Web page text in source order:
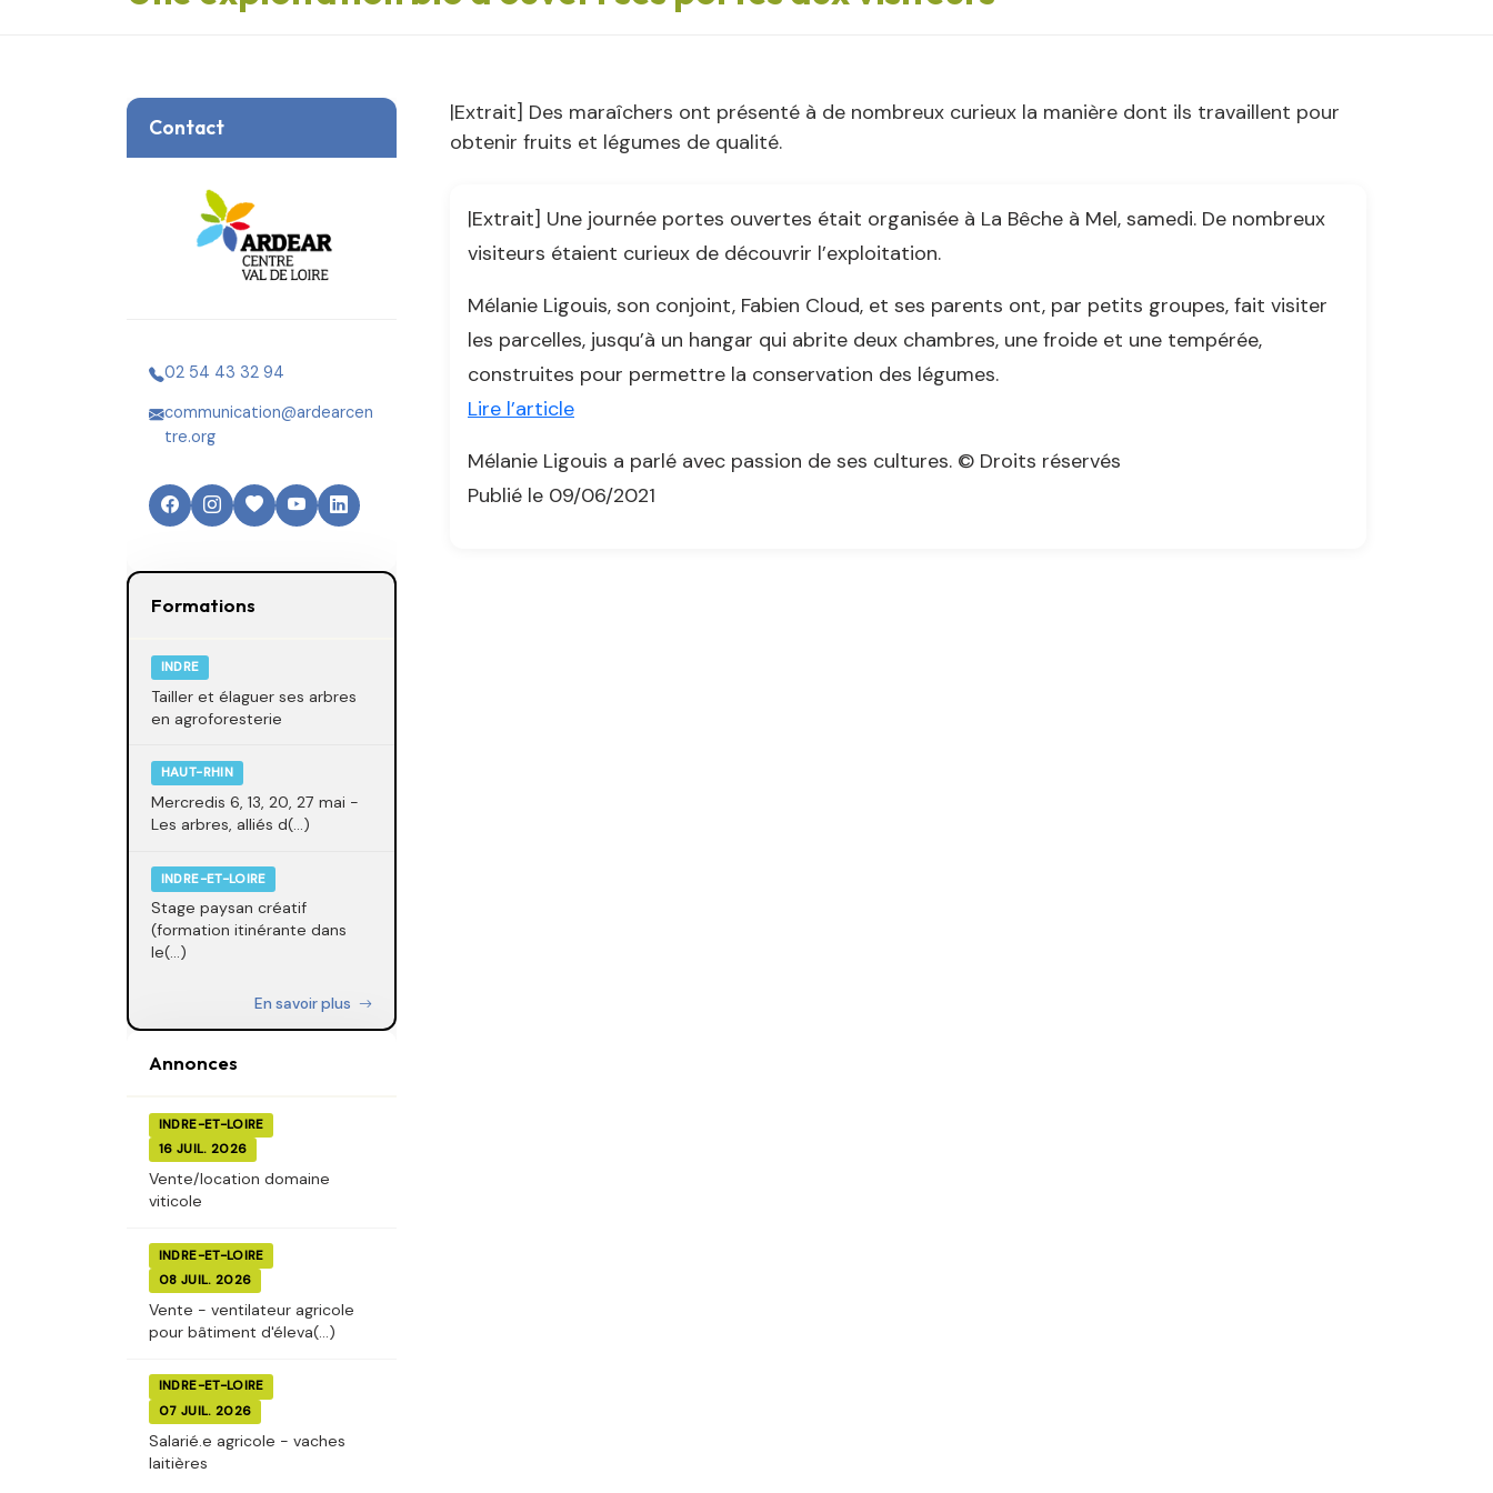
Contact
02 54 43 32 94
communication@ardearcen
tre.org
Formations
INDRE
Tailler et élaguer ses arbres
en agroforesterie
HAUT-RHIN
Mercredis 6, 13, 20, 27 mai -
Les arbres, alliés d(...)
INDRE-ET-LOIRE
Stage paysan créatif
(formation itinérante dans
le(...)
En savoir plus
Annonces
INDRE-ET-LOIRE
16 JUIL. 2026
Vente/location domaine
viticole
INDRE-ET-LOIRE
08 JUIL. 2026
Vente - ventilateur agricole
pour bâtiment d'éleva(...)
INDRE-ET-LOIRE
07 JUIL. 2026
Salarié.e agricole - vaches
laitières
|Extrait] Des maraîchers ont présenté à de nombreux curieux la manière dont ils travaillent pour
obtenir fruits et légumes de qualité.
|Extrait] Une journée portes ouvertes était organisée à La Bêche à Mel, samedi. De nombreux
visiteurs étaient curieux de découvrir l’exploitation.
Mélanie Ligouis, son conjoint, Fabien Cloud, et ses parents ont, par petits groupes, fait visiter
les parcelles, jusqu’à un hangar qui abrite deux chambres, une froide et une tempérée,
construites pour permettre la conservation des légumes.
Lire l’article
Mélanie Ligouis a parlé avec passion de ses cultures. © Droits réservés
Publié le 09/06/2021